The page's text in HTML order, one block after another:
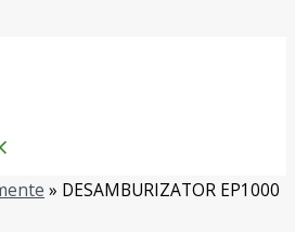
» DESAMBURIZATOR EP1000